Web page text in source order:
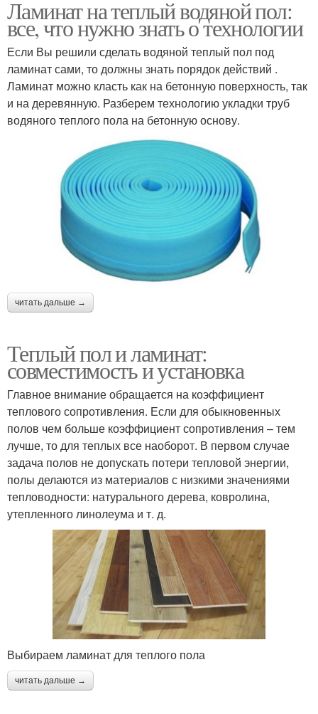
Ламинат на теплый водяной пол:
все, что нужно знать о технологии
Если Вы решили сделать водяной теплый пол под
ламинат сами, то должны знать порядок действий .
Ламинат можно класть как на бетонную поверхность, так
и на деревянную. Разберем технологию укладки труб
водяного теплого пола на бетонную основу.
читать дальше →
Теплый пол и ламинат:
совместимость и установка
Главное внимание обращается на коэффициент
теплового сопротивления. Если для обыкновенных
полов чем больше коэффициент сопротивления – тем
лучше, то для теплых все наоборот. В первом случае
задача полов не допускать потери тепловой энергии,
полы делаются из материалов с низкими значениями
тепловодности: натурального дерева, ковролина,
утепленного линолеума и т. д.
Выбираем ламинат для теплого пола
читать дальше →